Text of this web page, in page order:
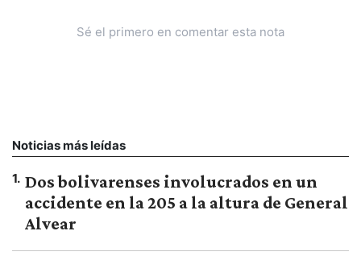
Sé el primero en comentar esta nota
Noticias más leídas
1. Dos bolivarenses involucrados en un
accidente en la 205 a la altura de General
Alvear